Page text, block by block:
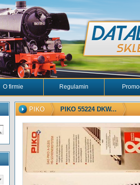
O firmie Regulamin
PIKO PIKO 55224 DKW...